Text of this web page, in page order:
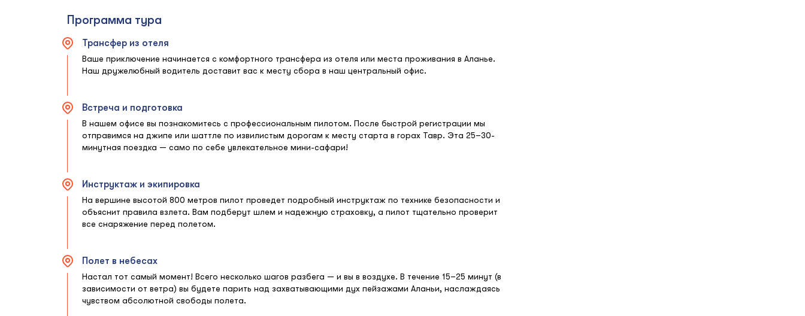
Программа тура
Трансфер из отеля
Ваше приключение начинается с комфортного трансфера из отеля или места проживания в Аланье.
Наш дружелюбный водитель доставит вас к месту сбора в наш центральный офис.
Встреча и подготовка
В нашем офисе вы познакомитесь с профессиональным пилотом. После быстрой регистрации мы
отправимся на джипе или шаттле по извилистым дорогам к месту старта в горах Тавр. Эта 25–30-
минутная поездка — само по себе увлекательное мини-сафари!
Инструктаж и экипировка
На вершине высотой 800 метров пилот проведет подробный инструктаж по технике безопасности и
объяснит правила взлета. Вам подберут шлем и надежную страховку, а пилот тщательно проверит
все снаряжение перед полетом.
Полет в небесах
Настал тот самый момент! Всего несколько шагов разбега — и вы в воздухе. В течение 15–25 минут (в
зависимости от ветра) вы будете парить над захватывающими дух пейзажами Аланьи, наслаждаясь
чувством абсолютной свободы полета.